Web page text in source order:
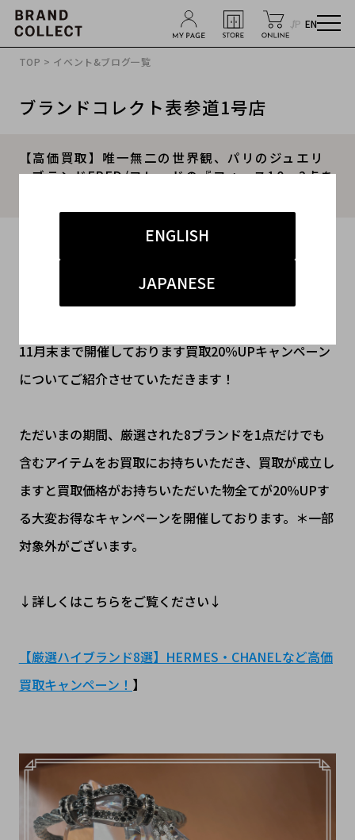
JP EN
ENGLISH
JAPANESE
TOP > イベント&ブログ一覧
ブランドコレクト表参道1号店
【高価買取】唯一無二の世界観、パリのジュエリ
ーブランドFRED/フレッドの『フォース10』2点を
#表参道1号店 ジュエリー
11月末まで開催しております買取20％UPキャンペーン
についてご紹介させていただきます！
ただいまの期間、厳選された8ブランドを1点だけでも
含むアイテムをお買取にお持ちいただき、買取が成立し
ますと買取価格がお持ちいただいた物全てが20％UPす
る大変お得なキャンペーンを開催しております。＊一部
対象外がございます。
↓詳しくはこちらをご覧ください↓
【厳選ハイブランド8選】HERMES・CHANELなど高価
買取キャンペーン！ 】